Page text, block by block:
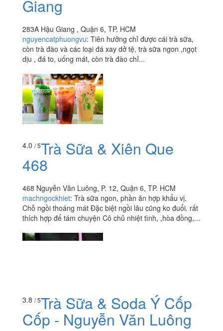
Giang
283A Hậu Giang , Quận 6, TP. HCM
nguyencatphuongvu: Tiên hưởng chỉ được cái trà sữa,
còn trà đào và các loại đá xay dở tệ, trà sữa ngon ,ngọt
dịu , đá to, uống mát, còn trà đào chỉ...
4.0 / 5Trà Sữa & Xiên Que
468
468 Nguyễn Văn Luông, P. 12, Quận 6, TP. HCM
machngockhiet: Trà sữa ngon, phần ăn hợp khẩu vị.
Chỗ ngồi thoáng mát Đặc biệt ngồi lâu cũng ko đuổi. rất
thích hợp để tám chuyện Cô chủ nhiệt tình, ,hòa đồng,...
3.8 / 5Trà Sữa & Soda Ý Cốp
Cốp - Nguyễn Văn Luông